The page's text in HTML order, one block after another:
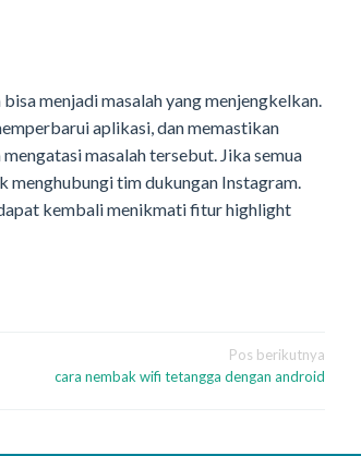
menjadi masalah yang menjengkelkan.
aplikasi, dan memastikan
masalah tersebut. Jika semua
menghubungi tim dukungan Instagram.
kembali menikmati fitur highlight
Pos berikutnya
cara nembak wifi tetangga dengan android